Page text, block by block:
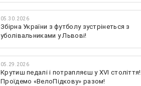
05.30.2026
Збірна України з футболу зустрінеться з
уболівальниками у Львові!
05.29.2026
Крутиш педалі і потрапляєш у XVI століття!
Проїдемо «ВелоПідкову» разом!